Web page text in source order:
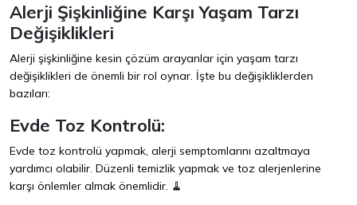
Alerji Şişkinliğine Karşı Yaşam Tarzı
Değişiklikleri
Alerji şişkinliğine kesin çözüm arayanlar için yaşam tarzı
değişiklikleri de önemli bir rol oynar. İşte bu değişikliklerden
bazıları:
Evde Toz Kontrolü:
Evde toz kontrolü yapmak, alerji semptomlarını azaltmaya
yardımcı olabilir. Düzenli temizlik yapmak ve toz alerjenlerine
karşı önlemler almak önemlidir. 🧹